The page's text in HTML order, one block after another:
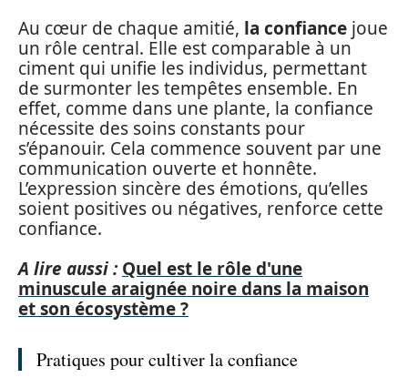
Au cœur de chaque amitié, la confiance joue
un rôle central. Elle est comparable à un
ciment qui unifie les individus, permettant
de surmonter les tempêtes ensemble. En
effet, comme dans une plante, la confiance
nécessite des soins constants pour
s’épanouir. Cela commence souvent par une
communication ouverte et honnête.
L’expression sincère des émotions, qu’elles
soient positives ou négatives, renforce cette
confiance.
A lire aussi : Quel est le rôle d'une
minuscule araignée noire dans la maison
et son écosystème ?
Pratiques pour cultiver la confiance